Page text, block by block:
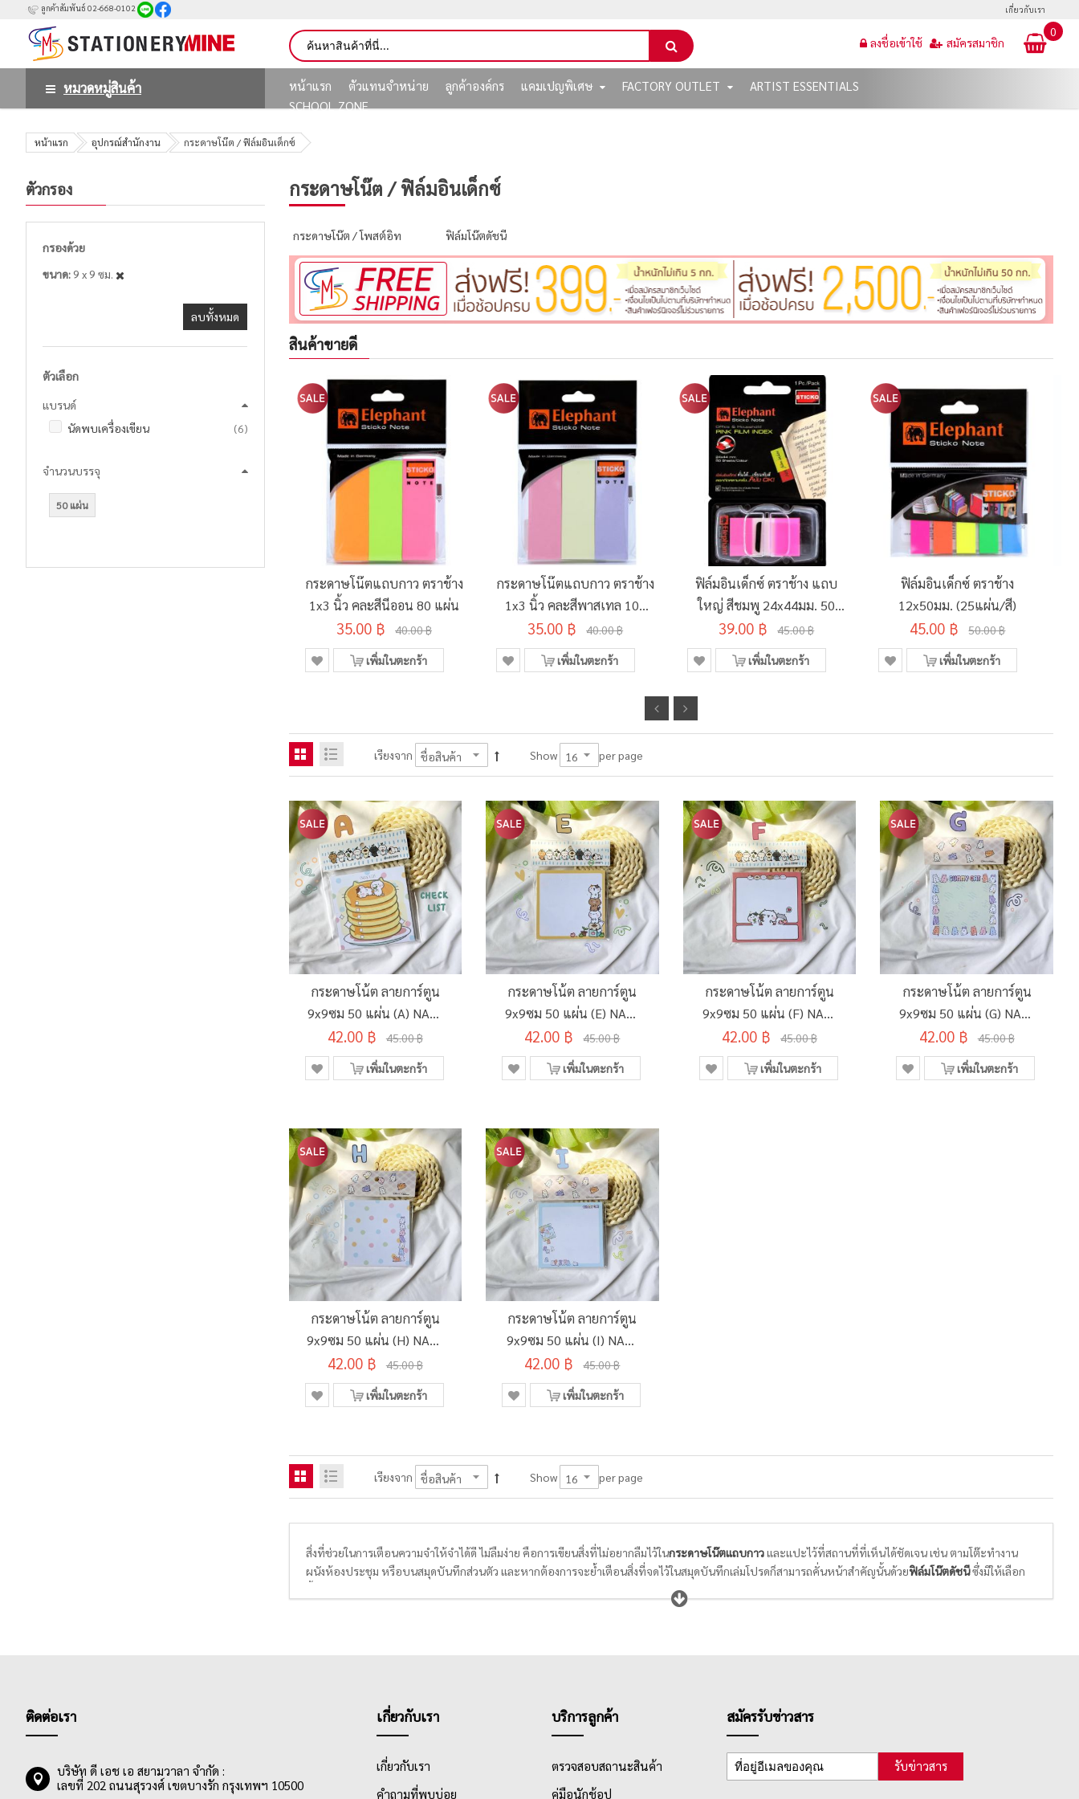
ลูกค้าสัมพันธ์ 02-668-0102 เกี่ยวกับเรา
0
ลงชื่อเข้าใช้ สมัครสมาชิก
หมวดหมู่สินค้า หน้าแรก ตัวแทนจำหน่าย ลูกค้าองค์กร แคมเปญพิเศษ FACTORY OUTLET
ARTIST ESSENTIALS
SCHOOL ZONE
หน้าแรก อุปกรณ์สำนักงาน กระดาษโน๊ต / ฟิล์มอินเด็กซ์
กระดาษโน๊ต / ฟิล์มอินเด็กซ์
กระดาษโน๊ต / โพสต์อิท ฟิล์มโน๊ตดัชนี
สินค้าขายดี
กระดาษโน๊ตแถบกาว ตราช้าง
1x3 นิ้ว คละสีนีออน 80 แผ่น
35.00 ฿ 40.00 ฿
เพิ่มในตะกร้า
กระดาษโน๊ตแถบกาว ตราช้าง
1x3 นิ้ว คละสีพาสเทล 100
แผ่น
35.00 ฿ 40.00 ฿
เพิ่มในตะกร้า
ฟิล์มอินเด็กซ์ ตราช้าง แถบ
ใหญ่ สีชมพู 24x44มม. 50
แผ่น
39.00 ฿ 45.00 ฿
เพิ่มในตะกร้า
ฟิล์มอินเด็กซ์ ตราช้าง
12x50มม. (25แผ่น/สี)
45.00 ฿ 50.00 ฿
เพิ่มในตะกร้า
เรียงจาก Show per page
กระดาษโน้ต ลายการ์ตูน
9x9ซม 50 แผ่น (A) NAD-
POB
42.00 ฿ 45.00 ฿
เพิ่มในตะกร้า
กระดาษโน้ต ลายการ์ตูน
9x9ซม 50 แผ่น (E) NAD-
POB
42.00 ฿ 45.00 ฿
เพิ่มในตะกร้า
กระดาษโน้ต ลายการ์ตูน
9x9ซม 50 แผ่น (F) NAD-
POB
42.00 ฿ 45.00 ฿
เพิ่มในตะกร้า
กระดาษโน้ต ลายการ์ตูน
9x9ซม 50 แผ่น (G) NAD-
POB
42.00 ฿ 45.00 ฿
เพิ่มในตะกร้า
กระดาษโน้ต ลายการ์ตูน
9x9ซม 50 แผ่น (H) NAD-
POB
42.00 ฿ 45.00 ฿
เพิ่มในตะกร้า
กระดาษโน้ต ลายการ์ตูน
9x9ซม 50 แผ่น (I) NAD-
POB
42.00 ฿ 45.00 ฿
เพิ่มในตะกร้า
เรียงจาก Show per page
สิ่งที่ช่วยในการเตือนความจำให้จำได้ดี ไม่ลืมง่าย คือการเขียนสิ่งที่ไม่อยากลืมไว้ในกระดาษโน๊ตแถบกาวและแปะไว้ที่สถานที่ที่เห็นได้ชัดเจน เช่น ตามโต๊ะทำงาน
ผนังห้องประชุม หรือบนสมุดบันทึกส่วนตัว และหากต้องการจะย้ำเตือนสิ่งที่จดไว้ในสมุดบันทึกเล่มโปรดก็สามารถคั่นหน้าสำคัญนั้นด้วยฟิล์มโน๊ตดัชนีซึ่งมีให้เลือก
ซื้อหลากหลายแบบ หลายดีไซน์ พนักงานออฟฟิศและนักเรียนนักศึกษาจึงควรเลือกกระดาษโน้ต / ฟิล์มอินเด็กซ์
ที่ชอบ, คุณภาพกาวที่ใช่สำหรับการลอกแล้วติดใหม่ได้หลายครั้ง ไม่ทิ้งคราบกาว หรือทำให้พื้นผิวเกิดความเสียหาย
ตัวกรอง
กรองด้วย
ขนาด 9 x 9 ซม.
ลบทั้งหมด
ตัวเลือก
แบรนด์
นัดพบเครื่องเขียน
6รายการ
จำนวนบรรจุ
50 แผ่น
ติดต่อเรา
บริษัท ดี เอช เอ สยามวาลา จำกัด :
เลขที่ 202 ถนนสุรวงศ์ เขตบางรัก กรุงเทพฯ 10500
เกี่ยวกับเรา
เกี่ยวกับเรา
คำถามที่พบบ่อย
บริการลูกค้า
ตรวจสอบสถานะสินค้า
คู่มือนักช้อป
สมัครรับข่าวสาร
รับข่าวสาร